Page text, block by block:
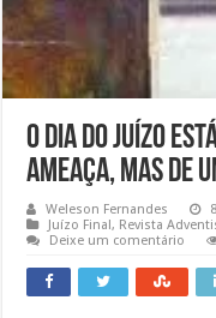
O dia do juízo
ameaça, mas de
Weleson Fernandes
Juízo Final, Revista
Deixe um comentário